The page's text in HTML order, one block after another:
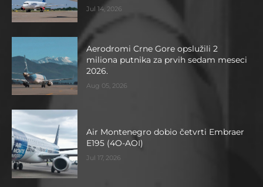
Jul 14, 2026
Aerodromi Crne Gore opslužili 2
miliona putnika za prvih sedam meseci
2026.
Aug 05, 2026
Air Montenegro dobio četvrti Embraer
E195 (4O-AOI)
Jul 17, 2026